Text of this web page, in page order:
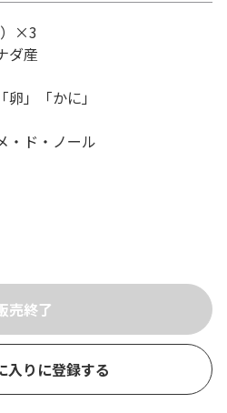
×3
ダ産
卵」「かに」
・ド・ノール
入りに登録する